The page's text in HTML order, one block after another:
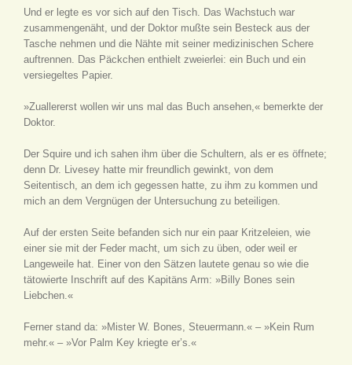
Und er legte es vor sich auf den Tisch. Das Wachstuch war
zusammengenäht, und der Doktor mußte sein Besteck aus der
Tasche nehmen und die Nähte mit seiner medizinischen Schere
auftrennen. Das Päckchen enthielt zweierlei: ein Buch und ein
versiegeltes Papier.
»Zuallererst wollen wir uns mal das Buch ansehen,« bemerkte der
Doktor.
Der Squire und ich sahen ihm über die Schultern, als er es öffnete;
denn Dr. Livesey hatte mir freundlich gewinkt, von dem
Seitentisch, an dem ich gegessen hatte, zu ihm zu kommen und
mich an dem Vergnügen der Untersuchung zu beteiligen.
Auf der ersten Seite befanden sich nur ein paar Kritzeleien, wie
einer sie mit der Feder macht, um sich zu üben, oder weil er
Langeweile hat. Einer von den Sätzen lautete genau so wie die
tätowierte Inschrift auf des Kapitäns Arm: »Billy Bones sein
Liebchen.«
Ferner stand da: »Mister W. Bones, Steuermann.« – »Kein Rum
mehr.« – »Vor Palm Key kriegte er’s.«